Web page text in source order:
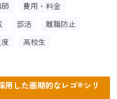
費用・料金
部活
離職防止
高校生
用した画期的なレゴ®シリ